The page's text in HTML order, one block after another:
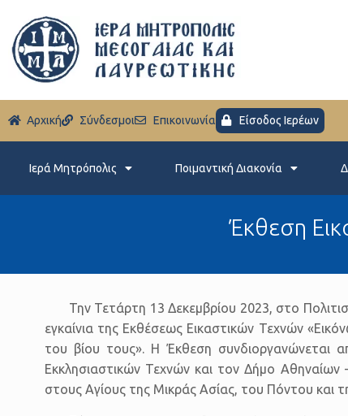
Aρχική Σύνδεσμοι Eπικοινωνία Είσοδος Ιερέων
Ιερά Μητρόπολις Ποιμαντική Διακονία
Έκθεση
Την Τετάρτη 13 Δεκεμβρίου 2023, στο
εγκαίνια της Εκθέσεως Εικαστικών Τεχνών
του βίου τους». Η Έκθεση συνδιοργανώνεται
Εκκλησιαστικών Τεχνών και τον Δήμο
στους Αγίους της Μικράς Ασίας, του Πόντου και